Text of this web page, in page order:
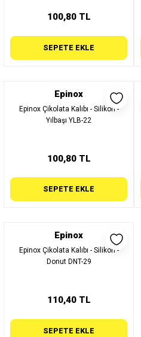
100,80 TL
SEPETE EKLE
Epinox
Epinox Çikolata Kalıbı - Silikon -
Yılbaşı YLB-22
100,80 TL
SEPETE EKLE
Epinox
Epinox Çikolata Kalıbı - Silikon -
Donut DNT-29
110,40 TL
SEPETE EKLE